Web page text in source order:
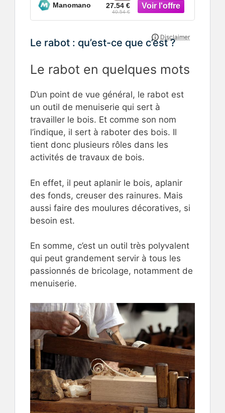
Manomano 27.54 €
40.54 €
Le rabot : qu’est-ce que c’est ?
Le rabot en quelques mots
D’un point de vue général, le rabot est
un outil de menuiserie qui sert à
travailler le bois. Et comme son nom
l’indique, il sert à raboter des bois. Il
tient donc plusieurs rôles dans les
activités de travaux de bois.
En effet, il peut aplanir le bois, aplanir
des fonds, creuser des rainures. Mais
aussi faire des moulures décoratives, si
besoin est.
En somme, c’est un outil très polyvalent
qui peut grandement servir à tous les
passionnés de bricolage, notamment de
menuiserie.